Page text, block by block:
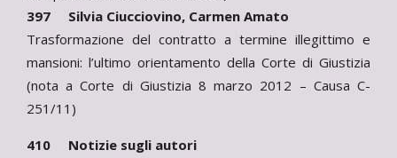
397 Silvia Ciucciovino, Carmen Amato
Trasformazione del contratto a termine illegittimo e
mansioni: l’ultimo orientamento della Corte di Giustizia
(nota a Corte di Giustizia 8 marzo 2012 – Causa C-
251/11)
410 Notizie sugli autori